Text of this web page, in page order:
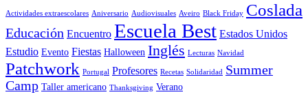
Actividades extraescolares Aniversario Audiovisuales Aveiro Black Friday Coslada
Educación Encuentro Escuela Best Estados Unidos
Estudio Evento Fiestas Halloween Inglés Lecturas Navidad
Patchwork Portugal Profesores Recetas Solidaridad Summer
Camp Taller americano Thanksgiving Verano